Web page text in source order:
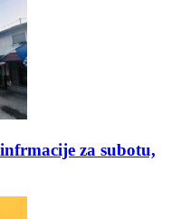
za subotu,